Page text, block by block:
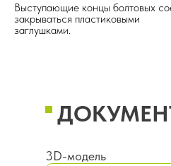
Выступающие концы болтовых
закрываться пластиковыми
заглушками.
3D-модель